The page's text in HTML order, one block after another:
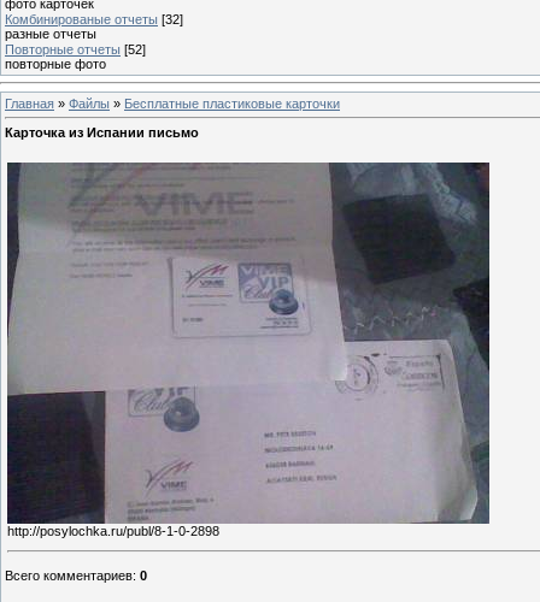
фото карточек
Комбинированые отчеты [32]
разные отчеты
Повторные отчеты [52]
повторные фото
Главная » Файлы » Бесплатные пластиковые карточки
Карточка из Испании письмо
http://posylochka.ru/publ/8-1-0-2898
Всего комментариев: 0